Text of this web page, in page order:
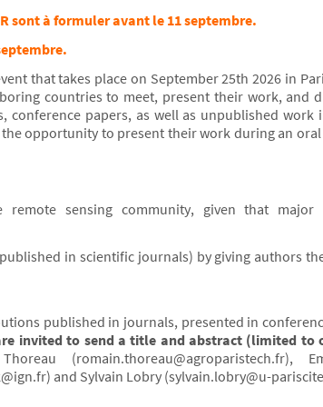
sont à formuler avant le 11 septembre.
that takes place on September 25th 2026 in
countries to meet, present their work, and
conference papers, as well as unpublished work
opportunity to present their work during an
sensing community, given that major
in scientific journals) by giving authors
published in journals, presented in
invited to send a title and abstract (limited to
(romain.thoreau@agroparistech.fr),
and Sylvain Lobry (sylvain.lobry@u-